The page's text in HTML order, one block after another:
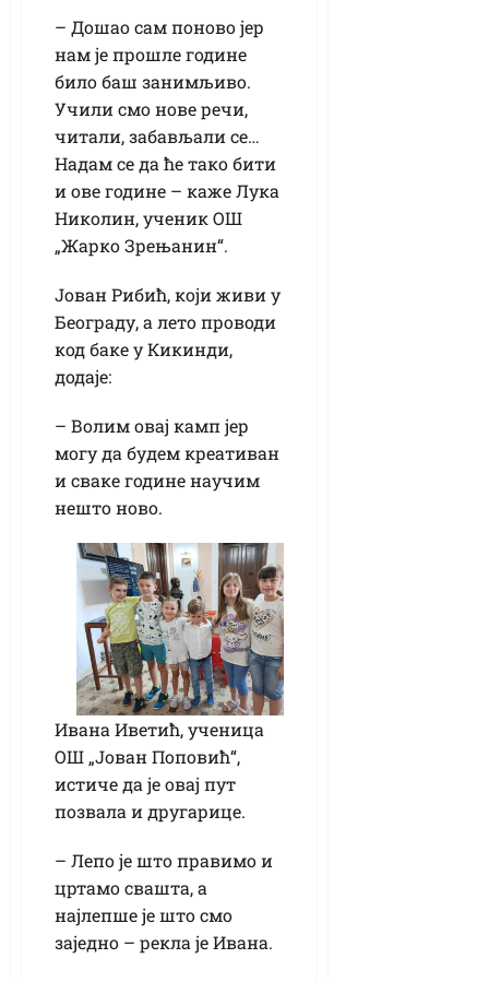
– Дошао сам поново јер
нам је прошле године
било баш занимљиво.
Учили смо нове речи,
читали, забављали се…
Надам се да ће тако бити
и ове године – каже Лука
Николин, ученик ОШ
„Жарко Зрењанин“.
Јован Рибић, који живи у
Београду, а лето проводи
код баке у Кикинди,
додаје:
– Волим овај камп јер
могу да будем креативан
и сваке године научим
нешто ново.
Ивана Иветић, ученица
ОШ „Јован Поповић“,
истиче да је овај пут
позвала и другарице.
– Лепо је што правимо и
цртамо свашта, а
најлепше је што смо
заједно – рекла је Ивана.